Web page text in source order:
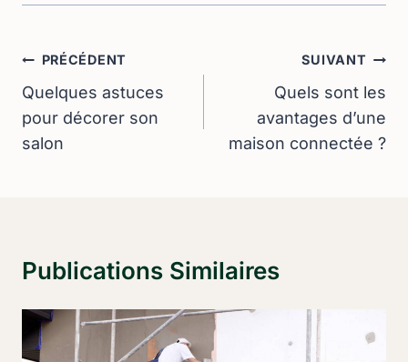
Navigation
De
L’article
PRÉCÉDENT
Quelques astuces
pour décorer son
salon
SUIVANT
Quels sont les
avantages d’une
maison connectée ?
Publications Similaires